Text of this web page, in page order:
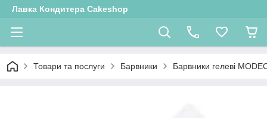
Лавка Кондитера Cakeshop
Товари та послуги Барвники Барвники гелеві